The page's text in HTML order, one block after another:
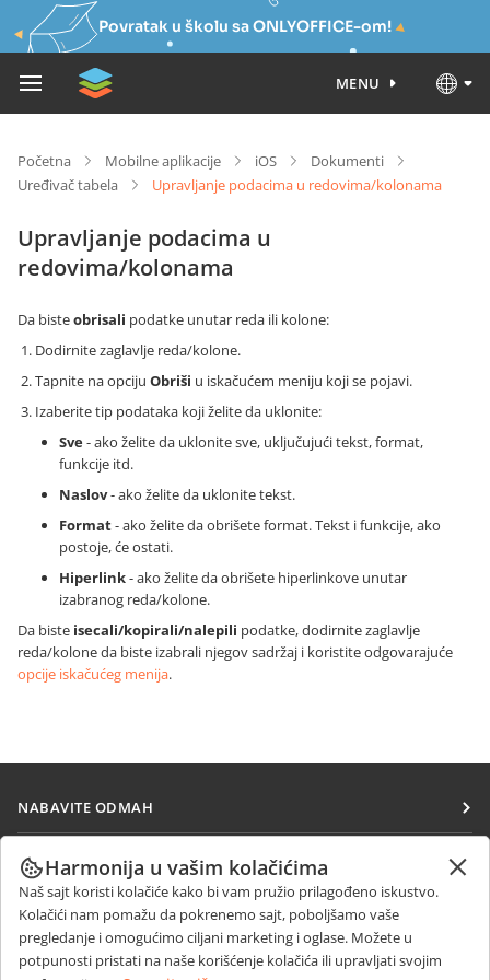
Povratak u školu sa ONLYOFFICE-om!
MENU
Početna Mobilne aplikacije iOS
Dokumenti
Uređivač tabela
Upravljanje podacima u redovima/kolonama
Upravljanje podacima u
redovima/kolonama
Da bisteobrisali podatke unutar reda ili kolone:
Dodirnite zaglavlje reda/kolone.
Tapnite na opciju Obriši u iskačućem meniju koji se pojavi.
Izaberite tip podataka koji želite da uklonite:
Sve- ako želite da uklonite sve, uključujući tekst, format,
funkcije itd.
Naslov- ako želite da uklonite tekst.
Format- ako želite da obrišete format. Tekst i funkcije, ako
postoje, će ostati.
Hiperlink- ako želite da obrišete hiperlinkove unutar
izabranog reda/kolone.
Da biste isecali/kopirali/nalepili podatke, dodirnite zaglavlje
reda/kolone da biste izabrali njegov sadržaj i koristite odgovarajuće
opcije iskačućeg menija.
NABAVITE ODMAH
Docs
DocSpace
Workspace
Konektori
SARAĐUJTE
Za doprinosioce
Za prevodioce
Za influensere
PRIMAJTE VESTI
Blog
DOBIJTE POMOĆ
Harmonija u vašim kolačićima
Naš sajt koristi kolačiće kako bi vam pružio prilagođeno iskustvo.
Kolačići nam pomažu da pokrenemo sajt, poboljšamo vaše
pregledanje i omogućimo ciljani marketing i oglase. Možete u
potpunosti pristati na naše korišćenje kolačića ili upravljati svojim